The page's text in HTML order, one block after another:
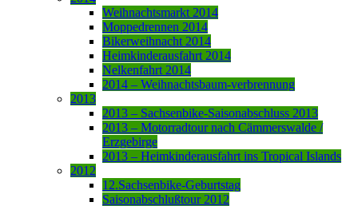
Weihnachtsmarkt 2014
Moppedrennen 2014
Bikerweihnacht 2014
Heimkinderausfahrt 2014
Nelkenfahrt 2014
2014 – Weihnachtsbaum-verbrennung
2013
2013 – Sachsenbike-Saisonabschluss 2013
2013 – Motorradtour nach Cämmerswalde /
Erzgebirge
2013 – Heimkinderausfahrt ins Tropical Islands
2012
12.Sachsenbike-Geburtstag
Saisonabschlußtour 2012